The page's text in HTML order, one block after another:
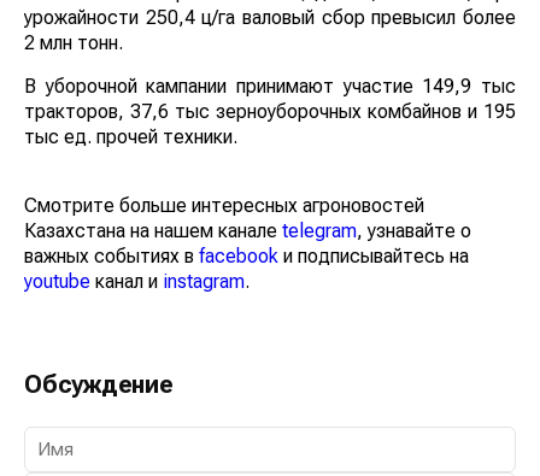
урожайности 250,4 ц/га валовый сбор превысил более
2 млн тонн.
В уборочной кампании принимают участие 149,9 тыс
тракторов, 37,6 тыс зерноуборочных комбайнов и 195
тыс ед. прочей техники.
Смотрите больше интересных агроновостей
Казахстана на нашем канале telegram, узнавайте о
важных событиях в facebook и подписывайтесь на
youtube канал и instagram.
Обсуждение